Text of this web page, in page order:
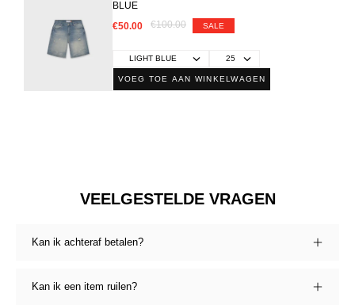
BLUE
€50.00
€100.00 SALE
VOEG TOE AAN WINKELWAGEN
VEELGESTELDE VRAGEN
Kan ik achteraf betalen?
Kan ik een item ruilen?